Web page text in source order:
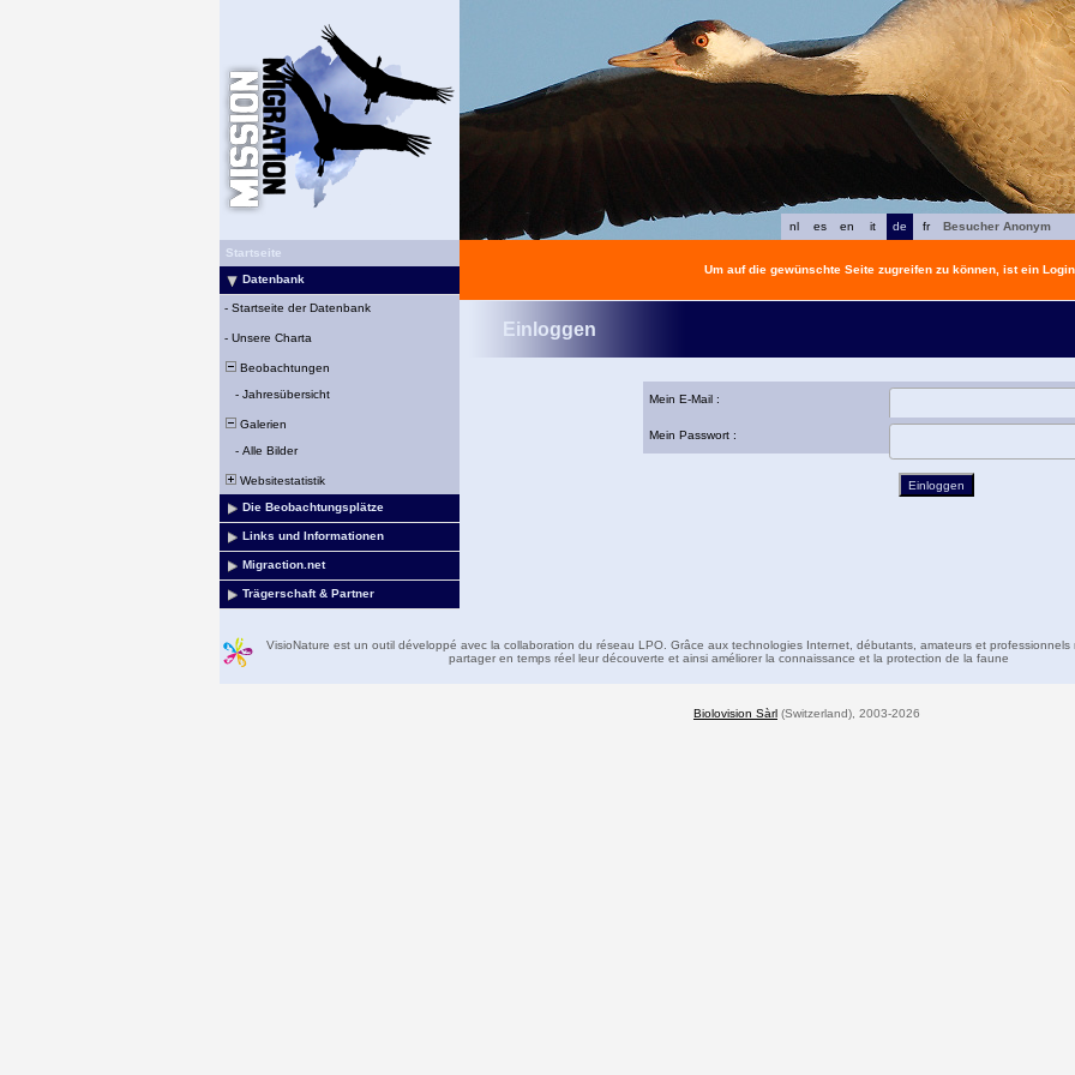
fr
de
it
en
es
nl
Besucher Anonym
Startseite
Datenbank
- Startseite der Datenbank
- Unsere Charta
Beobachtungen
- Jahresübersicht
Galerien
- Alle Bilder
Websitestatistik
Die Beobachtungsplätze
Links und Informationen
Migraction.net
Trägerschaft & Partner
Um auf die gewünschte Seite zugreifen zu können, ist ein
Einloggen
Mein E-Mail :
Mein Passwort :
VisioNature est un outil développé avec la collaboration du réseau LPO. Grâce aux technologies Internet, débutants, amateurs et professionnels
partager en temps réel leur découverte et ainsi améliorer la connaissance et la protection de la faune
Biolovision Sàrl (Switzerland), 2003-2026